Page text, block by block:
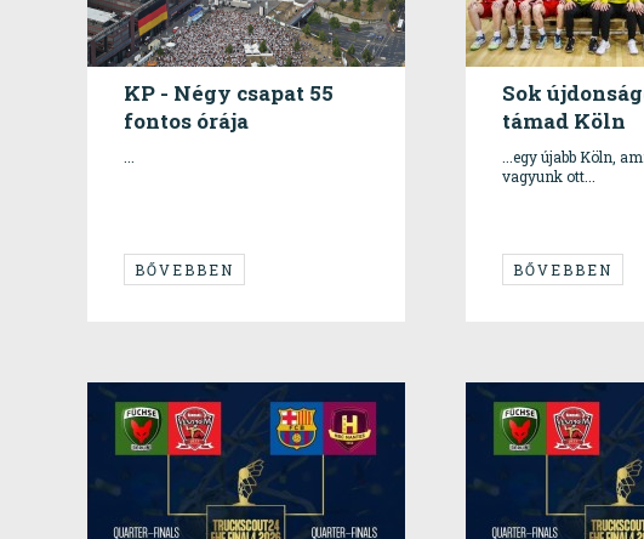
KP - Négy csapat 55
fontos órája
BŐVEBBEN
Sok
támad Köln
...egy újabb Köln,
vagyunk ott...
BŐVEBBEN